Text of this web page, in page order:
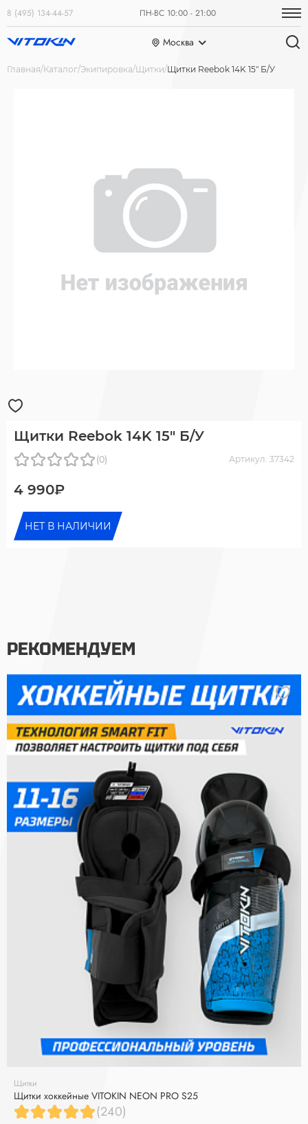
8 (495) 134-44-57 ПН-ВС 10:00 - 21:00
Москва
Главная Каталог Экипировка Щитки Щитки Reebok 14K 15" Б/У
Щитки Reebok 14K 15" Б/У
(0) Артикул: 37342
4 990₽
НЕТ В НАЛИЧИИ
РЕКОМЕНДУЕМ
Щитки
Щитки хоккейные VITOKIN NEON PRO S25
(240)